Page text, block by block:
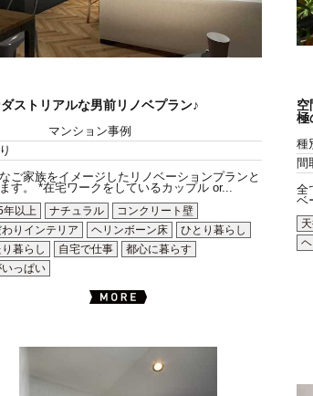
ストリアルな男前リノベプラン♪
マンション事例
ご家族をイメージしたリノベーションプランと
す。 *在宅ワークをしているカップル or...
年以上
ナチュラル
コンクリート壁
わりインテリア
ヘリンボーン床
ひとり暮らし
暮らし
自宅で仕事
都心に暮らす
っぱい
空
極
種
間
全
ベ